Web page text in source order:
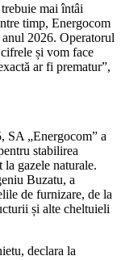
mai întâi
timp, Energocom
2026. Operatorul
și vom face
ar fi prematur”,
SA „Energocom” a
stabilirea
gazele naturale.
Buzatu, a
de furnizare, de la
și alte cheltuieli
declara la